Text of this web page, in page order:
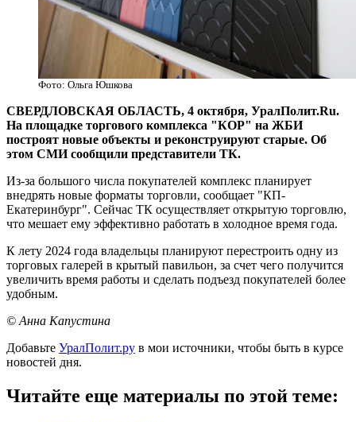
Фото: Ольга Юшкова
СВЕРДЛОВСКАЯ ОБЛАСТЬ, 4 октября, УралПолит.Ru.
На площадке торгового комплекса "КОР" на ЖБИ
построят новые объекты и реконструируют старые. Об
этом СМИ сообщили представители ТК.
Из-за большого числа покупателей комплекс планирует
внедрять новые форматы торговли, сообщает "КП-
Екатеринбург". Сейчас ТК осуществляет открытую торговлю,
что мешает ему эффективно работать в холодное время года.
К лету 2024 года владельцы планируют перестроить одну из
торговых галерей в крытый павильон, за счет чего получится
увеличить время работы и сделать подъезд покупателей более
удобным.
© Анна Капустина
Добавьте УралПолит.ру в мои источники, чтобы быть в курсе
новостей дня.
Читайте еще материалы по этой теме: